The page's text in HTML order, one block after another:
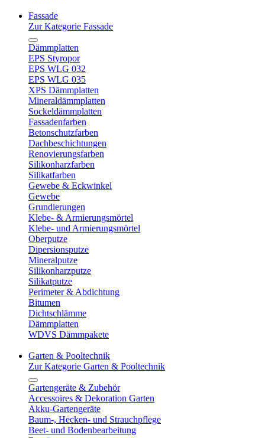
Fassade
Zur Kategorie Fassade
Dämmplatten
EPS Styropor
EPS WLG 032
EPS WLG 035
XPS Dämmplatten
Mineraldämmplatten
Sockeldämmplatten
Fassadenfarben
Betonschutzfarben
Dachbeschichtungen
Renovierungsfarben
Silikonharzfarben
Silikatfarben
Gewebe & Eckwinkel
Gewebe
Grundierungen
Klebe- & Armierungsmörtel
Klebe- und Armierungsmörtel
Oberputze
Dipersionsputze
Mineralputze
Silikonharzputze
Silikatputze
Perimeter & Abdichtung
Bitumen
Dichtschlämme
Dämmplatten
WDVS Dämmpakete
Garten & Pooltechnik
Zur Kategorie Garten & Pooltechnik
Gartengeräte & Zubehör
Accessoires & Dekoration Garten
Akku-Gartengeräte
Baum-, Hecken- und Strauchpflege
Beet- und Bodenbearbeitung